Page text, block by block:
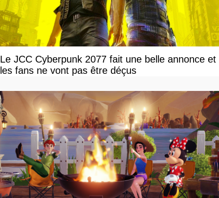
Le JCC Cyberpunk 2077 fait une belle annonce et
les fans ne vont pas être déçus